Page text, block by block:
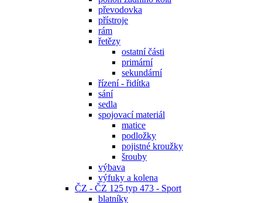
převodovka
přístroje
rám
řetězy
ostatní části
primární
sekundární
řízení - řidítka
sání
sedla
spojovací materiál
matice
podložky
pojistné kroužky
šrouby
výbava
výfuky a kolena
ČZ - ČZ 125 typ 473 - Sport
blatníky